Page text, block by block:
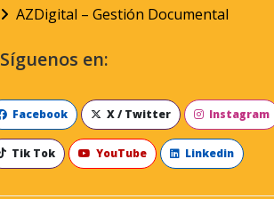
AZDigital – Gestión Documental
Síguenos en:
Facebook X / Twitter Instagram
Tik Tok YouTube Linkedin